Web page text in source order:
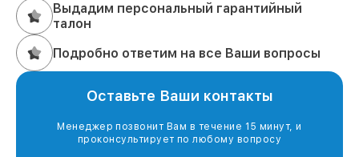
Выдадим персональный гарантийный
талон
Подробно ответим на все Ваши вопросы
Оставьте Ваши контакты
Менеджер позвонит Вам в течение 15 минут, и
проконсультирует по любому вопросу